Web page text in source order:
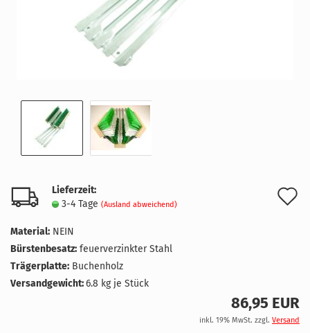
Lieferzeit:
3-4 Tage (Ausland abweichend)
Material: NEIN
Bürstenbesatz: feuerverzinkter Stahl
Trägerplatte: Buchenholz
Versandgewicht:6.8 kg je Stück
86,95 EUR
inkl. 19% MwSt. zzgl. Versand